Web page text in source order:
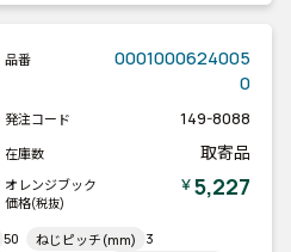
品番
0001000624005
0
発注コード 149-8088
在庫数 取寄品
オレンジブック
価格(税抜)
￥5,227
50 ねじピッチ(mm)
3